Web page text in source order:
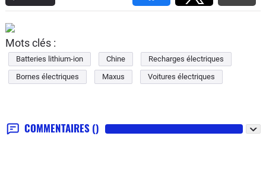
Mots clés :
Batteries lithium-ion Chine
Recharges électriques
Bornes électriques
Maxus Voitures électriques
COMMENTAIRES ()